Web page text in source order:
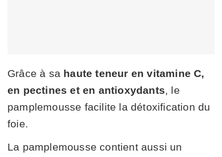
Grâce à sa haute teneur en vitamine C,
en pectines et en antioxydants, le
pamplemousse facilite la détoxification du
foie.
La pamplemousse contient aussi un